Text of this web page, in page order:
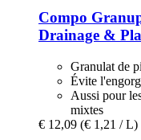
Compo
Drainage &
Granulat de
Évite
Aussi pour
mixtes
€ 12,09 (€ 1,21 / L)